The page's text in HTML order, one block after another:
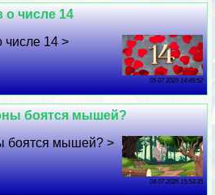
о числе 14
числе 14 >
05 07 2026 14:49:52
боятся мышей?
боятся мышей? >
04 07 2026 15:53:35